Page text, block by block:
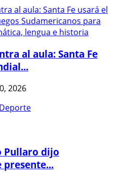
al aula: Santa Fe
2026
Pullaro dijo
presente...